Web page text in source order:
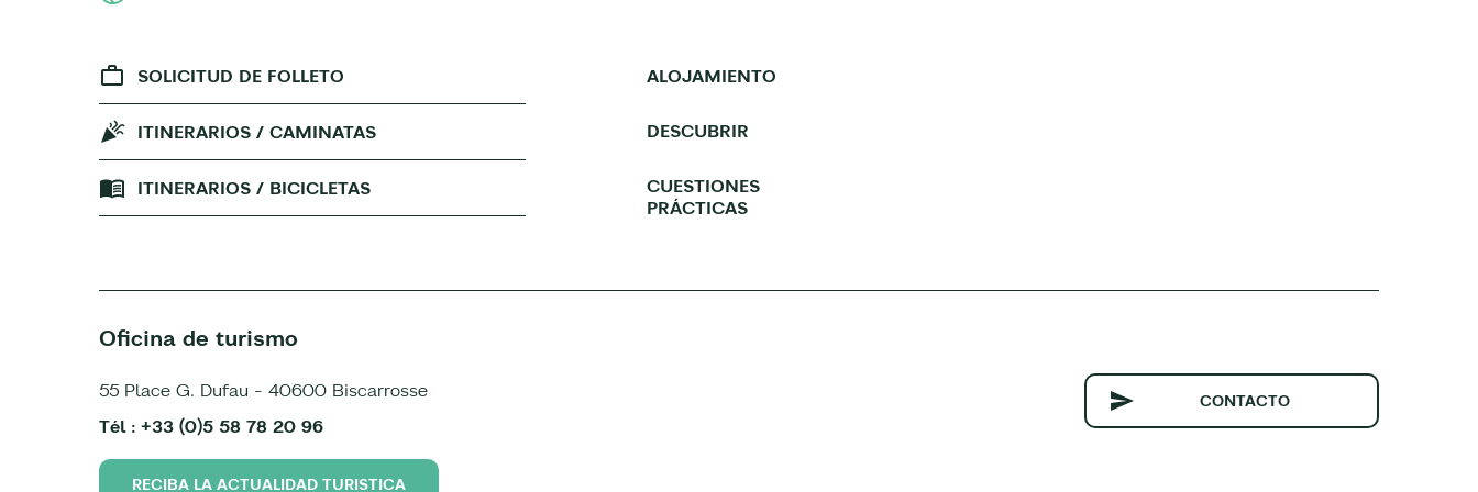
SOLICITUD DE FOLLETO
ITINERARIOS / CAMINATAS
ITINERARIOS / BICICLETAS
ALOJAMIENTO
DESCUBRIR
CUESTIONES
PRÁCTICAS
Oficina de turismo
55 Place G. Dufau - 40600 Biscarrosse
Tél : +33 (0)5 58 78 20 96
CONTACTO
RECIBA LA ACTUALIDAD TURISTICA